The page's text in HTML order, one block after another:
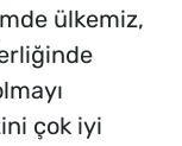
ülkemiz,
çok iyi